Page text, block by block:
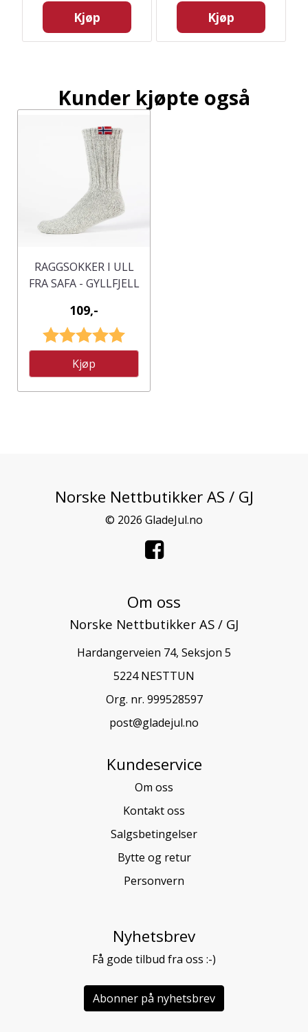
Kjøp
Kjøp
Kunder kjøpte også
RAGGSOKKER I ULL
FRA SAFA - GYLLFJELL
109,-
Karakter:
Kjøp
Norske Nettbutikker AS / GJ
© 2026 GladeJul.no
Om oss
Norske Nettbutikker AS / GJ
Hardangerveien 74, Seksjon 5
5224 NESTTUN
Org. nr. 999528597
post@gladejul.no
Kundeservice
Om oss
Kontakt oss
Salgsbetingelser
Bytte og retur
Personvern
Nyhetsbrev
Få gode tilbud fra oss :-)
Abonner på nyhetsbrev